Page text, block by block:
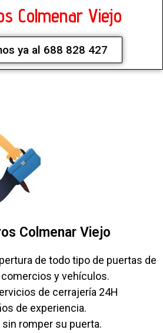
Colmenar Viejo
ya al 688 828 427
Colmenar Viejo
de todo tipo de puertas de
y vehículos.
de cerrajería 24H
de experiencia.
romper su puerta.